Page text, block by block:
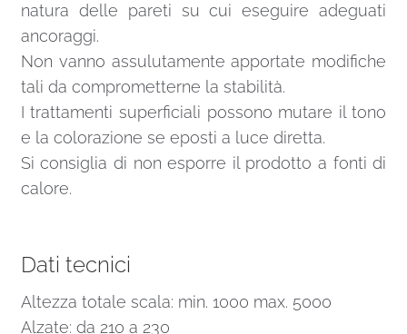
natura delle pareti su cui eseguire adeguati
ancoraggi.
Non vanno assulutamente apportate modifiche
tali da comprometterne la stabilità.
I trattamenti superficiali possono mutare il tono
e la colorazione se eposti a luce diretta.
Si consiglia di non esporre il prodotto a fonti di
calore.
Dati tecnici
Altezza totale scala: min. 1000 max. 5000
Alzate: da 210 a 230